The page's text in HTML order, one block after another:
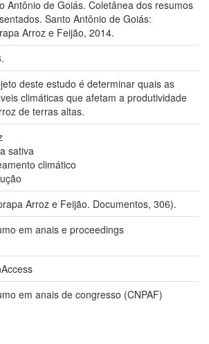
Antônio de Goiás. Coletânea dos resumos
Santo Antônio de Goiás:
Arroz e Feijão, 2014.
deste estudo é determinar quais as
climáticas que afetam a produtividade
de terras altas.
sativa
climático
Arroz e Feijão. Documentos, 306).
em anais e proceedings
em anais de congresso (CNPAF)